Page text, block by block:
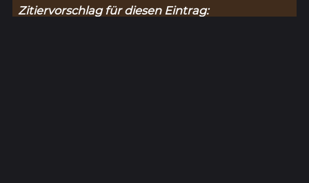
Zitiervorschlag für diesen Eintrag: